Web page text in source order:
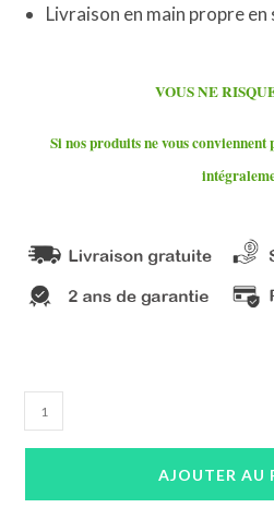
Livraison en main propre
VOUS NE
Si nos produits ne vous conviennent
quantité
de
AJOUTER AU